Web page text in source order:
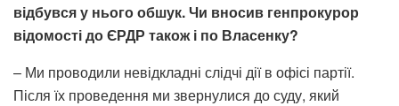
відбувся у нього обшук. Чи вносив генпрокурор
відомості до ЄРДР також і по Власенку?
– Ми проводили невідкладні слідчі дії в офісі партії.
Після їх проведення ми звернулися до суду, який